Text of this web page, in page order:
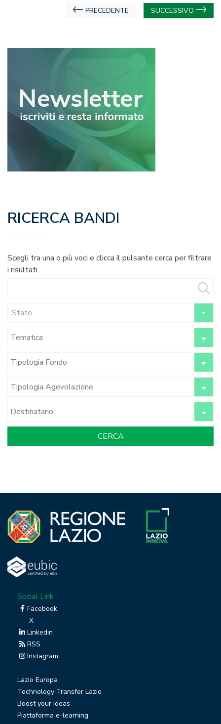
Navigazione
PRECEDENTE SUCCESSIVO
RICERCA BANDI
Scegli tra una o più voci e clicca il pulsante cerca per filtrare
i risultati
Stato
Social Link
Facebook
X
Linkedin
RSS
Instagram
Lazio Europa
Technology Transfer Lazio
Boost your Ideas
Piattaforma e-learning